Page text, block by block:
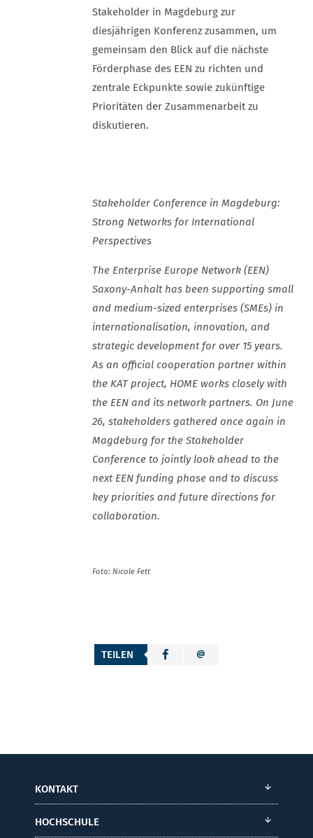
Stakeholder in Magdeburg zur
diesjährigen Konferenz zusammen, um
gemeinsam den Blick auf die nächste
Förderphase des EEN zu richten und
zentrale Eckpunkte sowie zukünftige
Prioritäten der Zusammenarbeit zu
diskutieren.
Stakeholder Conference in Magdeburg:
Strong Networks for International
Perspectives
The Enterprise Europe Network (EEN)
Saxony-Anhalt has been supporting small
and medium-sized enterprises (SMEs) in
internationalisation, innovation, and
strategic development for over 15 years.
As an official cooperation partner within
the KAT project, HOME works closely with
the EEN and its network partners. On June
26, stakeholders gathered once again in
Magdeburg for the Stakeholder
Conference to jointly look ahead to the
next EEN funding phase and to discuss
key priorities and future directions for
collaboration.
Foto: Nicole Fett
TEILEN
KONTAKT
HOCHSCHULE